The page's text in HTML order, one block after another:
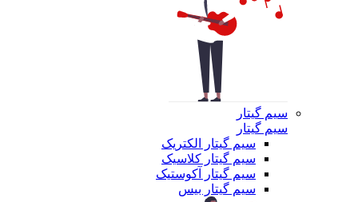
سیم گیتار
سیم گیتار
سیم گیتار الکتریک
سیم گیتار کلاسیک
سیم گیتار آکوستیک
سیم گیتار بیس